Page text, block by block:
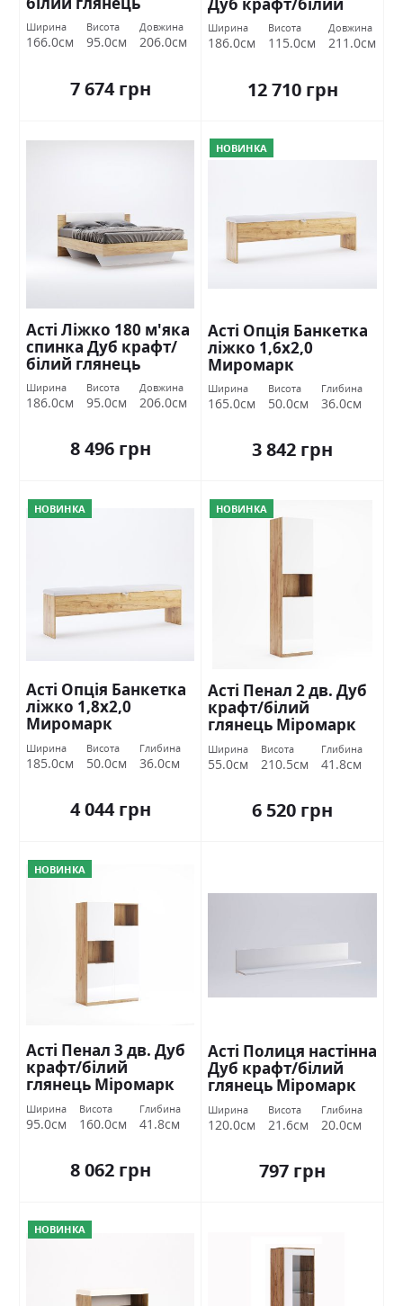
Міромарк
Ширина
166.0см
Висота
95.0см
Довжина
206.0см
7 674 грн
глянець Міромарк
Ширина
186.0см
Висота
115.0см
Довжина
211.0см
12 710 грн
Асті Ліжко 180 м'яка
спинка Дуб крафт/
білий глянець
Міромарк
Ширина
186.0см
Висота
95.0см
Довжина
206.0см
8 496 грн
НОВИНКА
Асті Опція Банкетка
ліжко 1,6х2,0
Миромарк
Ширина
165.0см
Висота
50.0см
Глибина
36.0см
3 842 грн
НОВИНКА
Асті Опція Банкетка
ліжко 1,8х2,0
Миромарк
Ширина
185.0см
Висота
50.0см
Глибина
36.0см
4 044 грн
НОВИНКА
Асті Пенал 2 дв. Дуб
крафт/білий
глянець Міромарк
Ширина
55.0см
Висота
210.5см
Глибина
41.8см
6 520 грн
НОВИНКА
Асті Пенал 3 дв. Дуб
крафт/білий
глянець Міромарк
Ширина
95.0см
Висота
160.0см
Глибина
41.8см
8 062 грн
Асті Полиця настінна
Дуб крафт/білий
глянець Міромарк
Ширина
120.0см
Висота
21.6см
Глибина
20.0см
797 грн
НОВИНКА